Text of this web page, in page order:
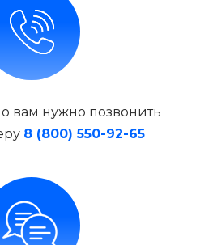
вам нужно позвонить
8 (800) 550-92-65